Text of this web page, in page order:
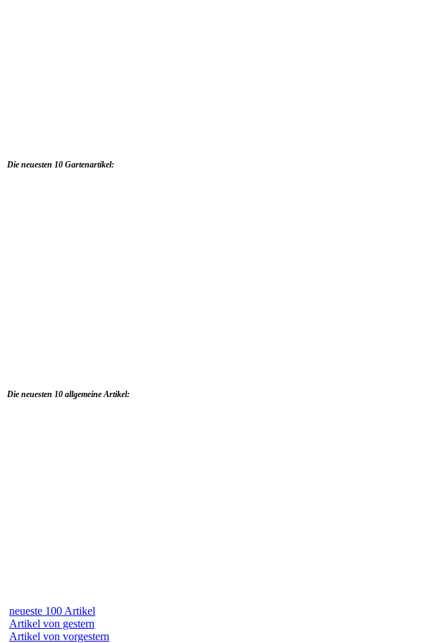
Die neuesten 10 Gartenartikel:
Die neuesten 10 allgemeine Artikel:
neueste 100 Artikel
Artikel von gestern
Artikel von vorgestern